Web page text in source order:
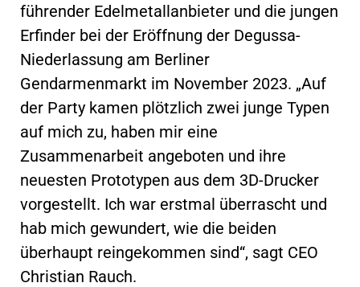
führender Edelmetallanbieter und die jungen
Erfinder bei der Eröffnung der Degussa-
Niederlassung am Berliner
Gendarmenmarkt im November 2023. „Auf
der Party kamen plötzlich zwei junge Typen
auf mich zu, haben mir eine
Zusammenarbeit angeboten und ihre
neuesten Prototypen aus dem 3D-Drucker
vorgestellt. Ich war erstmal überrascht und
hab mich gewundert, wie die beiden
überhaupt reingekommen sind“, sagt CEO
Christian Rauch.